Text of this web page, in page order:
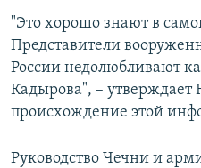
"Это хорошо знают в
Представители
России недолюбливают
Кадырова", – утверждает
происхождение этой
Руководство Чечни и